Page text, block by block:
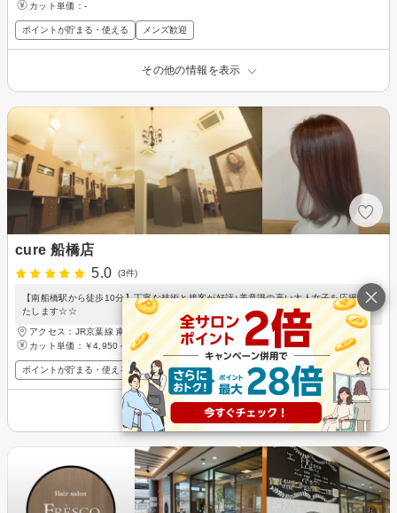
カット単価： -
ポイントが貯まる・使える メンズ歓迎
その他の情報を表示
cure 船橋店
5.0
(3件)
【南船橋駅から徒歩10分】丁寧な技術と接客が好評♪美意識の高い大人女子を応援い
たします☆☆
アクセス：JR京葉線 南船橋駅 徒歩10分
カット単価： ￥4,950～
ポイントが貯まる・使える メンズ歓迎
その他の情報を表示